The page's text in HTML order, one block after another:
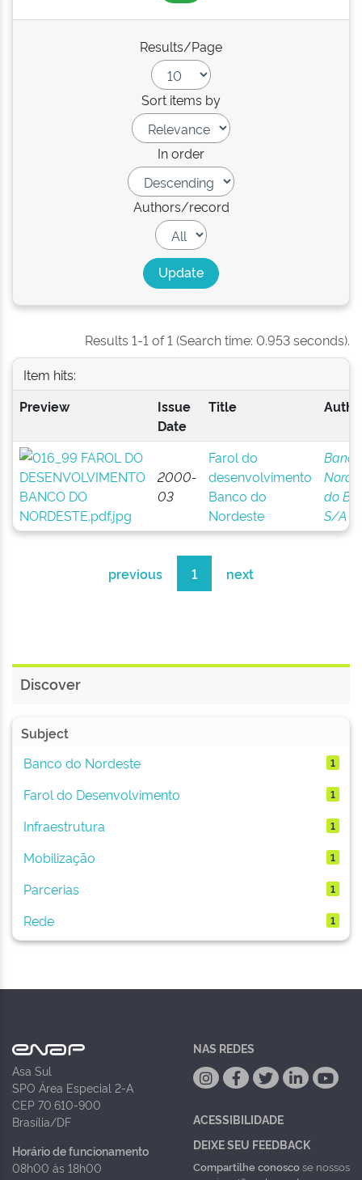
Results/Page
Sort items by
In order
Authors/record
Results 1-1 of 1 (Search time: 0.953 seconds).
Item hits:
Preview
Issue
Date
Title
2000-
03
Farol do
desenvolvimento
Banco do
Nordeste
do
S/A
previous 1 next
Discover
Subject
Banco do Nordeste
1
Farol do Desenvolvimento 1
Infraestrutura 1
Mobilização 1
Parcerias 1
Rede 1
Asa Sul
SPO Área Especial 2-A
CEP 70.610-900
Brasília/DF
Horário de funcionamento
08h00 às 18h00
NAS REDES
ACESSIBILIDADE
DEIXE SEU FEEDBACK
Compartilhe conoscose nossos